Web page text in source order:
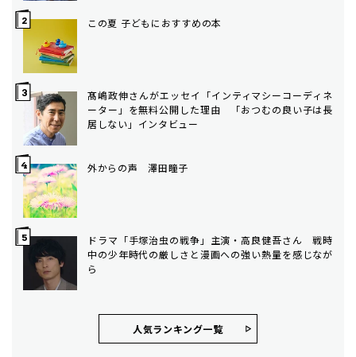
この夏 子どもにおすすめの本
髙嶋政伸さんがエッセイ「インティマシーコーディネ
ーター」を無料公開した理由 「おつむの良い子は長
居しない」インタビュー
外からの声 澤田瞳子
ドラマ「手塚治虫の戦争」主演・高良健吾さん 戦時
中の少年時代の厳しさと漫画への強い熱量を感じなが
ら
人気ランキング⼀覧